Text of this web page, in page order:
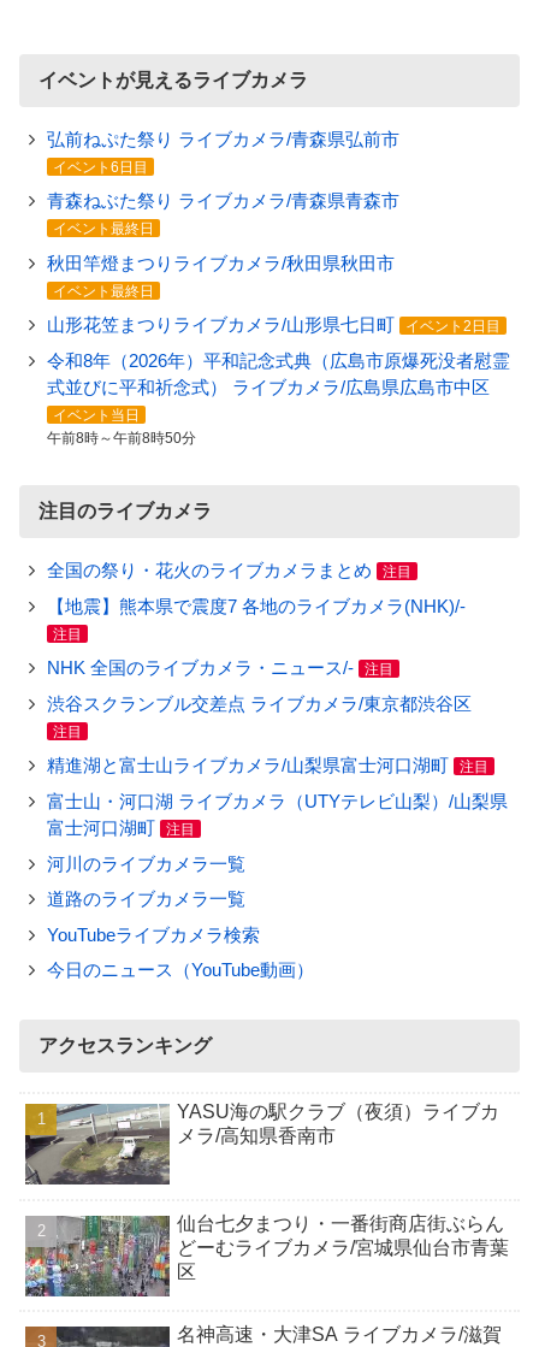
イベントが見えるライブカメラ
弘前ねぷた祭り ライブカメラ/青森県弘前市
イベント6日目
青森ねぶた祭り ライブカメラ/青森県青森市
イベント最終日
秋田竿燈まつりライブカメラ/秋田県秋田市
イベント最終日
山形花笠まつりライブカメラ/山形県七日町 イベント2日目
令和8年（2026年）平和記念式典（広島市原爆死没者慰霊
式並びに平和祈念式） ライブカメラ/広島県広島市中区
イベント当日
午前8時～午前8時50分
注目のライブカメラ
全国の祭り・花火のライブカメラまとめ 注目
【地震】熊本県で震度7 各地のライブカメラ(NHK)/-
注目
NHK 全国のライブカメラ・ニュース/- 注目
渋谷スクランブル交差点 ライブカメラ/東京都渋谷区
注目
精進湖と富士山ライブカメラ/山梨県富士河口湖町 注目
富士山・河口湖 ライブカメラ（UTYテレビ山梨）/山梨県
富士河口湖町
注目
河川のライブカメラ一覧
道路のライブカメラ一覧
YouTubeライブカメラ検索
今日のニュース（YouTube動画）
アクセスランキング
YASU海の駅クラブ（夜須）ライブカ
メラ/高知県香南市
仙台七夕まつり・一番街商店街ぶらん
どーむライブカメラ/宮城県仙台市青葉
区
名神高速・大津SA ライブカメラ/滋賀